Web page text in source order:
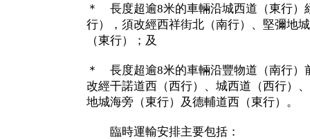
＊ 長度超逾8米的車輛沿城西道（東行）
行），須改經西祥街北（南行）、堅彌地
（東行）；及
＊ 長度超逾8米的車輛沿豐物道（南行）
改經干諾道西（西行）、城西道（西行）
地城海旁（東行）及德輔道西（東行）。
臨時運輸安排主要包括：